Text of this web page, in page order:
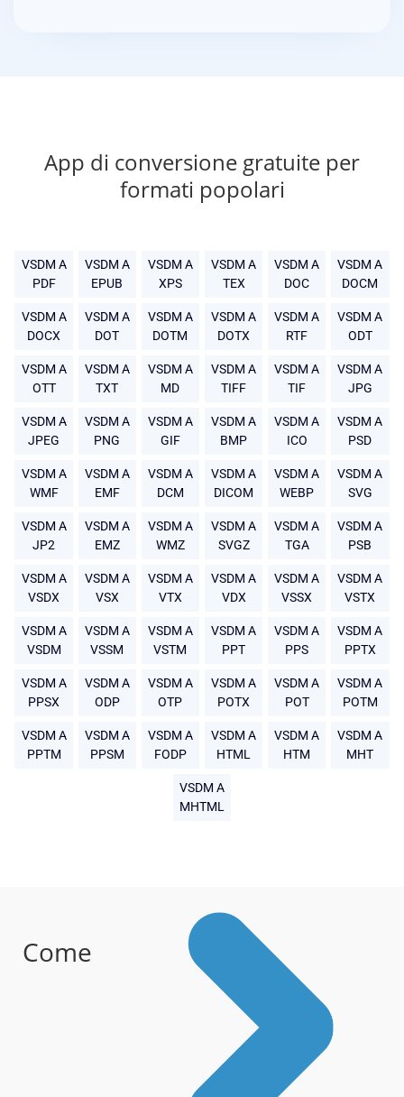
App di conversione gratuite per
formati popolari
VSDM A
PDF
VSDM A
EPUB
VSDM A
XPS
VSDM A
TEX
VSDM A
DOC
VSDM A
DOCM
VSDM A
DOCX
VSDM A
DOT
VSDM A
DOTM
VSDM A
DOTX
VSDM A
RTF
VSDM A
ODT
VSDM A
OTT
VSDM A
TXT
VSDM A
MD
VSDM A
TIFF
VSDM A
TIF
VSDM A
JPG
VSDM A
JPEG
VSDM A
PNG
VSDM A
GIF
VSDM A
BMP
VSDM A
ICO
VSDM A
PSD
VSDM A
WMF
VSDM A
EMF
VSDM A
DCM
VSDM A
DICOM
VSDM A
WEBP
VSDM A
SVG
VSDM A
JP2
VSDM A
EMZ
VSDM A
WMZ
VSDM A
SVGZ
VSDM A
TGA
VSDM A
PSB
VSDM A
VSDX
VSDM A
VSX
VSDM A
VTX
VSDM A
VDX
VSDM A
VSSX
VSDM A
VSTX
VSDM A
VSDM
VSDM A
VSSM
VSDM A
VSTM
VSDM A
PPT
VSDM A
PPS
VSDM A
PPTX
VSDM A
PPSX
VSDM A
ODP
VSDM A
OTP
VSDM A
POTX
VSDM A
POT
VSDM A
POTM
VSDM A
PPTM
VSDM A
PPSM
VSDM A
FODP
VSDM A
HTML
VSDM A
HTM
VSDM A
MHT
VSDM A
MHTML
Come